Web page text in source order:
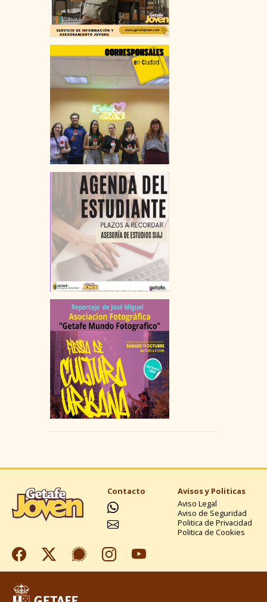
Avisos y Politicas
Aviso Legal
Aviso de Seguridad
Politica de Privacidad
Politica de Cookies
Contacto